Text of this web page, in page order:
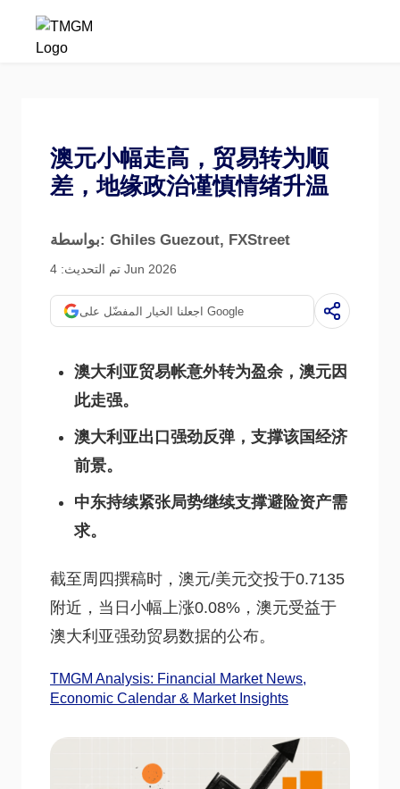
澳元小幅走高，贸易转为顺
差，地缘政治谨慎情绪升温
بواسطة: Ghiles Guezout, FXStreet
تم التحديث: 4 Jun 2026
اجعلنا الخيار المفضّل على Google
澳大利亚贸易帐意外转为盈余，澳元因
此走强。
澳大利亚出口强劲反弹，支撑该国经济
前景。
中东持续紧张局势继续支撑避险资产需
求。
截至周四撰稿时，澳元/美元交投于0.7135
附近，当日小幅上涨0.08%，澳元受益于
澳大利亚强劲贸易数据的公布。
TMGM Analysis: Financial Market News,
Economic Calendar & Market Insights